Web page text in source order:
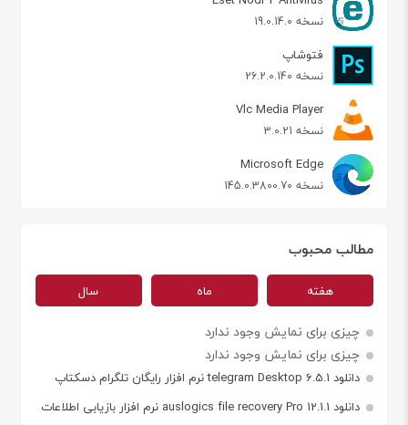
نسخه 19.0.14.0
فتوشاپ
نسخه 26.2.0.140
Vlc Media Player
نسخه 3.0.21
Microsoft Edge
نسخه 145.0.3800.70
مطالب محبوب
هفته ماه سال
چیزی برای نمایش وجود ندارد
چیزی برای نمایش وجود ندارد
دانلود telegram Desktop 6.5.1 نرم افزار رایگان تلگرام دسکتاپ
دانلود auslogics file recovery Pro 12.1.1 نرم افزار بازیابی اطلاعات